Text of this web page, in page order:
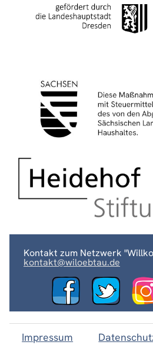
Kontakt zum Netzwerk
kontakt@wiloebtau.de
Impressum